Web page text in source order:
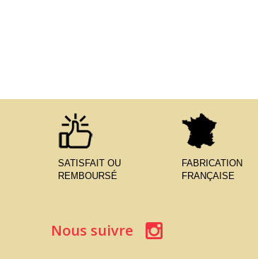
SATISFAIT OU
REMBOURSÉ
FABRICATION
FRANÇAISE
Nous suivre